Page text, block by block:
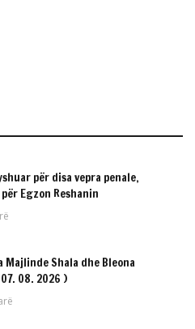
për disa vepra penale,
Egzon Reshanin
Majlinde Shala dhe Bleona
08. 2026 )